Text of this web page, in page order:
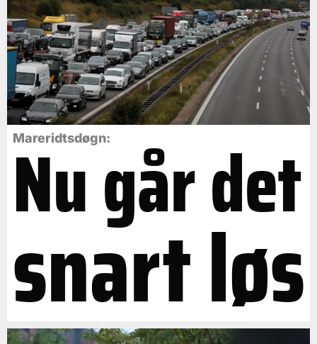
Mareridtsdøgn:
Nu går det
snart løs